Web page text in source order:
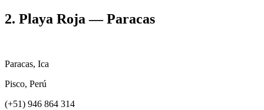
2. Playa Roja — Paracas
Paracas, Ica
Pisco, Perú
(+51) 946 864 314